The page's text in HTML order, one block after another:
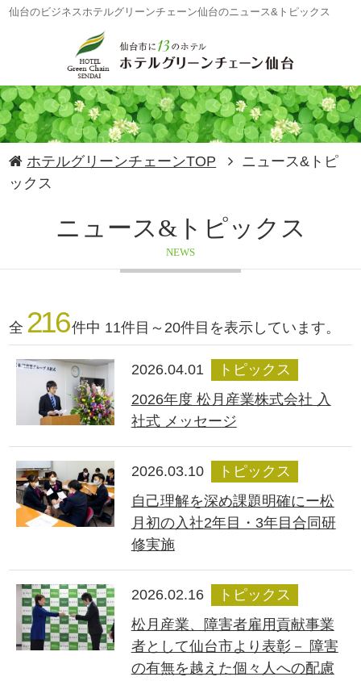
仙台のビジネスホテルグリーンチェーン仙台のニュース&トピックス
ホテルグリーンチェーンTOP
ニュース&トピ
ックス
ニュース&トピックス
NEWS
全 216 件中 11件目～20件目を表示しています。
2026.04.01
トピックス
2026年度 松月産業株式会社 入
社式 メッセージ
2026.03.10
トピックス
自己理解を深め課題明確にー松
月初の入社2年目・3年目合同研
修実施
2026.02.16
トピックス
松月産業、障害者雇用貢献事業
者として仙台市より表彰－ 障害
の有無を越えた個々人への配慮